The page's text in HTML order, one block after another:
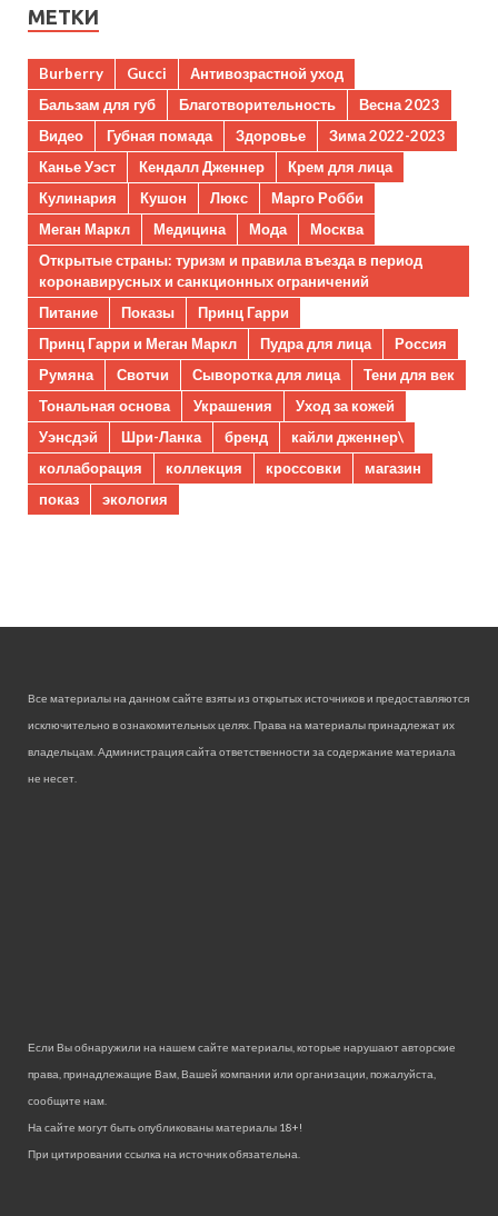
МЕТКИ
Burberry Gucci
Антивозрастной уход
Бальзам для губ
Благотворительность
Весна 2023
Видео
Губная помада Здоровье
Зима 2022-2023
Канье Уэст
Кендалл Дженнер
Крем для лица
Кулинария
Кушон Люкс
Марго Робби
Меган Маркл
Медицина Мода
Москва
Открытые страны: туризм и правила въезда в период
коронавирусных и санкционных ограничений
Питание
Показы
Принц Гарри
Принц Гарри и Меган Маркл
Пудра для лица
Россия
Румяна
Свотчи Сыворотка для лица
Тени для век
Тональная основа
Украшения
Уход за кожей
Уэнсдэй
Шри-Ланка бренд
кайли дженнер\
коллаборация
коллекция кроссовки
магазин
показ
экология
Все материалы на данном сайте взяты из открытых источников и предоставляются
исключительно в ознакомительных целях. Права на материалы принадлежат их
владельцам. Администрация сайта ответственности за содержание материала
не несет.
Если Вы обнаружили на нашем сайте материалы, которые нарушают авторские
права, принадлежащие Вам, Вашей компании или организации, пожалуйста,
сообщите нам.
На сайте могут быть опубликованы материалы 18+!
При цитировании ссылка на источник обязательна.